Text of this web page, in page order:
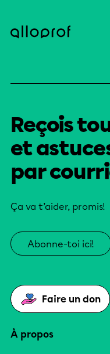
Reçois
et
par
Ça va t’aider, promis!
Abonne-toi ici!
Faire un don
À propos